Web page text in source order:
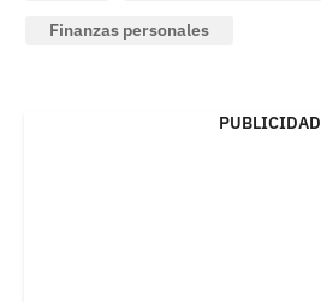
Finanzas personales
PUBLICIDAD